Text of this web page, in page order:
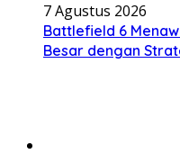
7 Agustus 2026
Battlefield 6
Besar dengan